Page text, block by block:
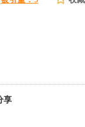
享